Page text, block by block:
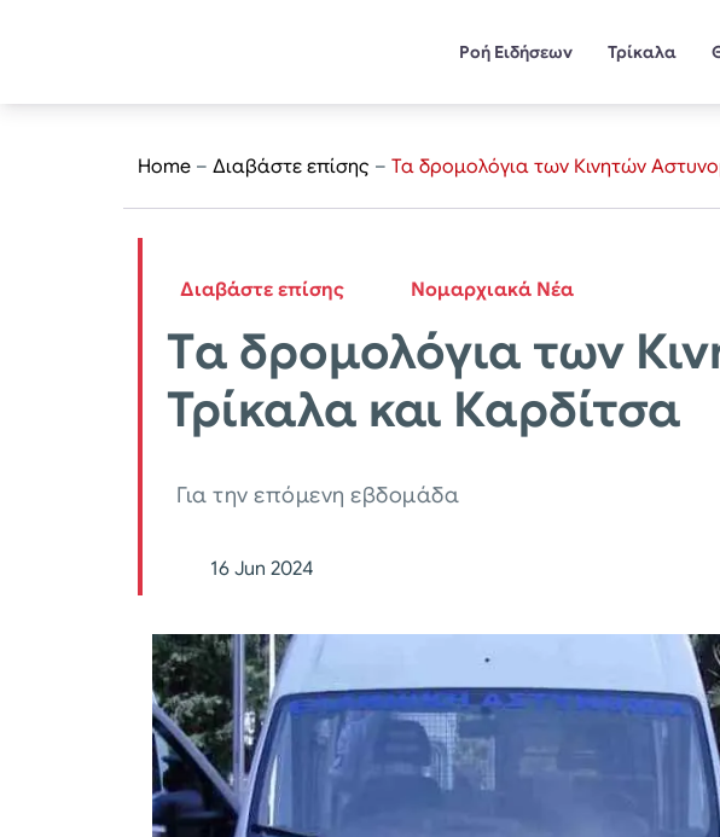
Ροή Ειδήσεων Τρίκαλα
Home – Διαβάστε επίσης – Tα δρομολόγια των Κινητών
Διαβάστε επίσης Νομαρχιακά Νέα
Tα δρομολόγια των
Τρίκαλα και Καρδίτσα
Για την επόμενη εβδομάδα
16 Jun 2024